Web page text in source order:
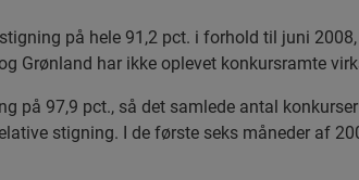
på hele 91,2 pct. i forhold til juni
Grønland har ikke oplevet konkursramte
på 97,9 pct., så det samlede antal
stigning. I de første seks måneder af